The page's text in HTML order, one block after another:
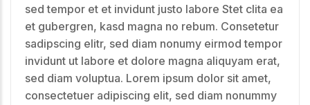
sed tempor et et invidunt justo labore Stet clita ea
et gubergren, kasd magna no rebum. Consetetur
sadipscing elitr, sed diam nonumy eirmod tempor
invidunt ut labore et dolore magna aliquyam erat,
sed diam voluptua. Lorem ipsum dolor sit amet,
consectetuer adipiscing elit, sed diam nonummy